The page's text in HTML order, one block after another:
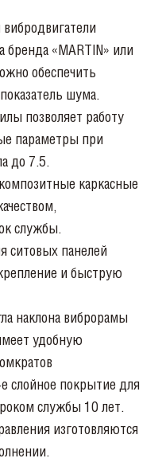
бренда «MARTIN» или
обеспечить
шума.
позволяет работу
параметры при
до 7.5.
каркасные
службы.
ситовых панелей
и быструю
наклона виброрамы
удобную
слойное покрытие для
службы 10 лет.
изготовляются